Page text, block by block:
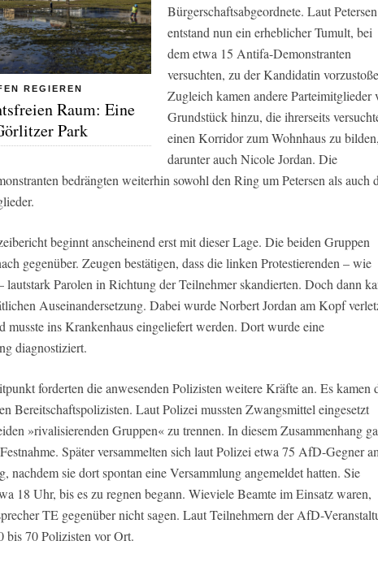
REGIEREN
Raum: Eine
Park
Bürgerschaftsabgeordnete. Laut Petersen
entstand nun ein erheblicher Tumult, bei
dem etwa 15 Antifa-Demonstranten
versuchten, zu der Kandidatin
Zugleich kamen andere Parteimitglieder
Grundstück hinzu, die ihrerseits
einen Korridor zum Wohnhaus zu bilden,
darunter auch Nicole Jordan. Die
bedrängten weiterhin sowohl den Ring um Petersen als auch
beginnt anscheinend erst mit dieser Lage. Die beiden Gruppen
gegenüber. Zeugen bestätigen, dass die linken Protestierenden – wie
lautstark Parolen in Richtung der Teilnehmer skandierten. Doch dann
Auseinandersetzung. Dabei wurde Norbert Jordan am Kopf
musste ins Krankenhaus eingeliefert werden. Dort wurde eine
diagnostiziert.
forderten die anwesenden Polizisten weitere Kräfte an. Es kamen
Bereitschaftspolizisten. Laut Polizei mussten Zwangsmittel eingesetzt
»rivalisierenden Gruppen« zu trennen. In diesem Zusammenhang
Später versammelten sich laut Polizei etwa 75 AfD-Gegner
nachdem sie dort spontan eine Versammlung angemeldet hatten. Sie
18 Uhr, bis es zu regnen begann. Wieviele Beamte im Einsatz waren,
TE gegenüber nicht sagen. Laut Teilnehmern der AfD-
bis 70 Polizisten vor Ort.